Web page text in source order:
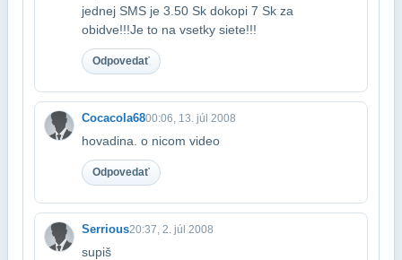
jednej SMS je 3.50 Sk dokopi 7 Sk za
obidve!!!Je to na vsetky siete!!!
Odpovedať
Cocacola6800:06, 13. júl 2008
hovadina. o nicom video
Odpovedať
Serrious20:37, 2. júl 2008
supiš